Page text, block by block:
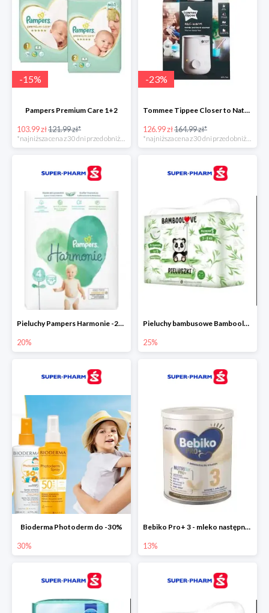
-15%
Pampers Premium Care 1+2
103.99 zł121.99 zł*
*najniższa cena z 30 dni przed obniżką
-23%
Tommee Tippee Closer to Nature - elektryczny podgrzewacz butelek i pokarmu
126.99 zł164.99 zł*
*najniższa cena z 30 dni przed obniżką
Pieluchy Pampers Harmonie -20%
20%
Pieluchy bambusowe Bamboolove S -25%
25%
Bioderma Photoderm do -30%
30%
Bebiko Pro+ 3 - mleko następne dla dzieci -13%
13%